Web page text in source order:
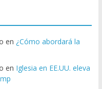
en ¿Cómo abordará la
en Iglesia en EE.UU. eleva